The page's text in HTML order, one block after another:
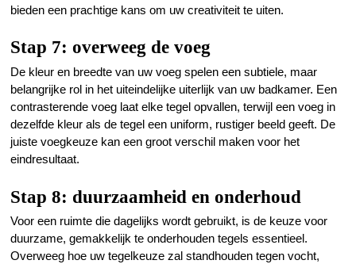
bieden een prachtige kans om uw creativiteit te uiten.
Stap 7: overweeg de voeg
De kleur en breedte van uw voeg spelen een subtiele, maar
belangrijke rol in het uiteindelijke uiterlijk van uw badkamer. Een
contrasterende voeg laat elke tegel opvallen, terwijl een voeg in
dezelfde kleur als de tegel een uniform, rustiger beeld geeft. De
juiste voegkeuze kan een groot verschil maken voor het
eindresultaat.
Stap 8: duurzaamheid en onderhoud
Voor een ruimte die dagelijks wordt gebruikt, is de keuze voor
duurzame, gemakkelijk te onderhouden tegels essentieel.
Overweeg hoe uw tegelkeuze zal standhouden tegen vocht,